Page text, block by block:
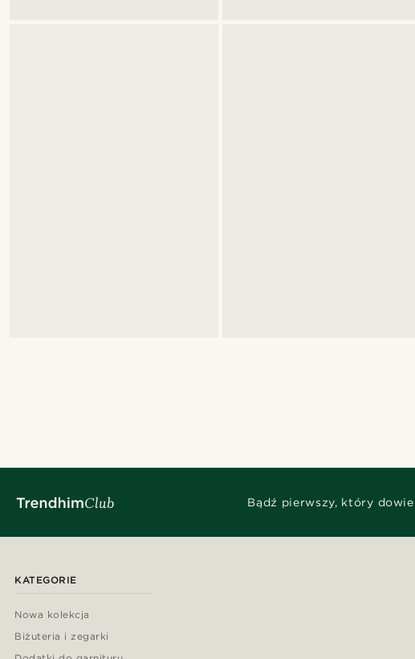
Bądź pierwszy, który
KATEGORIE
Nowa kolekcja
Biżuteria i zegarki